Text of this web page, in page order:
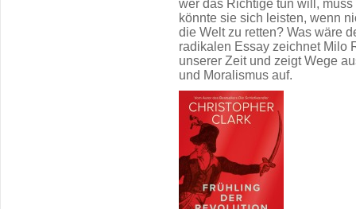
wer das Richtige tun will,
könnte sie sich leisten, wenn
die Welt zu retten? Was wäre
radikalen Essay zeichnet Milo
unserer Zeit und zeigt Wege
und Moralismus auf.